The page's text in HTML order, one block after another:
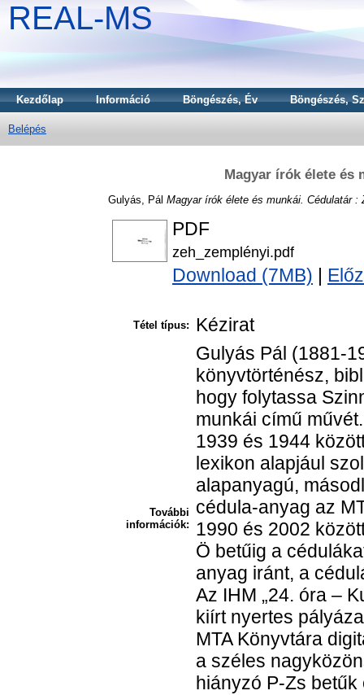
REAL-MS
Kezdőlap Információ Böngészés, Év Böngészés,
Belépés
Magyar írók élete és
Gulyás, Pál Magyar írók élete és munkái. Cédulatár :
PDF
zeh_zemplényi.pdf
Download (7MB)
Tétel típus: Kézirat
További
információk:
Gulyás Pál (1881-
könyvtörténész,
hogy folytassa
munkái című
1939 és 1944
lexikon alapjául
alapanyagú,
cédula-anyag az
1990 és 2002
Ö betűig a
anyag iránt, a
Az IHM „24. óra –
kiírt nyertes
MTA Könyvtára
a széles
hiányzó P-Zs betűk